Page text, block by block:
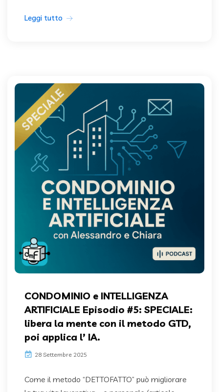
Leggi tutto
CONDOMINIO e INTELLIGENZA
ARTIFICIALE Episodio #5: SPECIALE:
libera la mente con il metodo GTD,
poi applica l’ IA.
28 Settembre 2025
Come il metodo “DETTOFATTO” può migliorare